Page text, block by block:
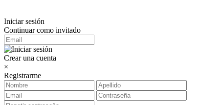
Iniciar sesión
Continuar como invitado
Crear una cuenta
×
Registrarme